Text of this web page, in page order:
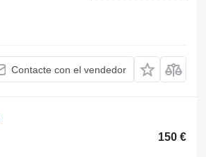
Contacte con el vendedor
150 €